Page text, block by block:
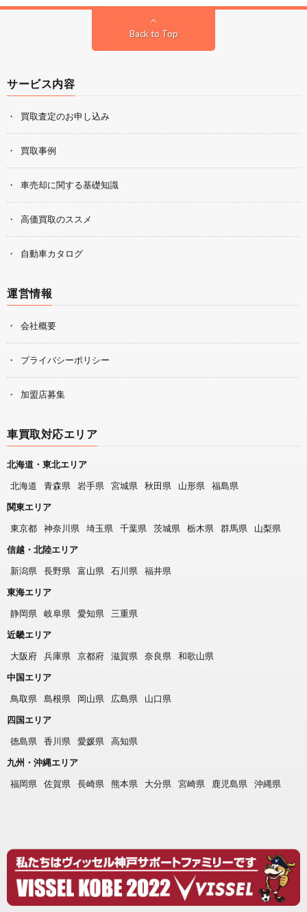
Back to Top
サービス内容
買取査定のお申し込み
買取事例
車売却に関する基礎知識
高価買取のススメ
自動車カタログ
運営情報
会社概要
プライバシーポリシー
加盟店募集
車買取対応エリア
北海道・東北エリア
北海道
青森県 岩手県 宮城県 秋田県 山形県
福島県
関東エリア
東京都
神奈川県 埼玉県 千葉県 茨城県 栃木県 群馬県
山梨県
信越・北陸エリア
新潟県
長野県 富山県 石川県
福井県
東海エリア
静岡県
岐阜県 愛知県
三重県
近畿エリア
大阪府
兵庫県 京都府 滋賀県 奈良県
和歌山県
中国エリア
鳥取県
島根県 岡山県 広島県
山口県
四国エリア
徳島県
香川県 愛媛県
高知県
九州・沖縄エリア
福岡県
佐賀県 長崎県 熊本県 大分県 宮崎県 鹿児島県 沖縄県